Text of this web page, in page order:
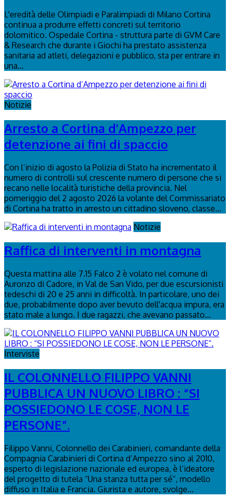
L'eredità delle Olimpiadi e Paralimpiadi di Milano Cortina
continua a produrre effetti concreti sul territorio
dolomitico. Ospedale Cortina - struttura parte di GVM Care
& Research che durante i Giochi ha prestato assistenza
sanitaria ad atleti, delegazioni e pubblico, sta per entrare in
una...
Notizie
Arresto a Cortina d'Ampezzo per
detenzione ai fini di spaccio
Con l’inizio di agosto la Polizia di Stato ha incrementato il
numero di controlli sul crescente numero di persone che si
recano nelle località turistiche della provincia. Nel
pomeriggio del 2 agosto 2026 la volante del Commissariato
di Cortina ha tratto in arresto un cittadino sloveno, classe...
Notizie
Raffica di interventi in montagna
Questa mattina alle 7.15 Falco 2 è volato nel comune di
Auronzo di Cadore, in Val de San Vido, per due escursionisti
tedeschi di 20 e 25 anni in difficoltà. In particolare, uno dei
due, probabilmente dopo aver bevuto dell'acqua impura, era
stato male a lungo. I due ragazzi, che avevano passato...
Interviste
IL COLONNELLO FILIPPO VANNI
PUBBLICA UN NUOVO LIBRO : “SI
POSSIEDONO LE COSE, NON LE
PERSONE”.
Filippo Vanni, Colonnello dei Carabinieri, comandante della
Compagnia Carabinieri di Cortina d’Ampezzo sino al 2010,
esperto di legislazione nazionale ed europea, è l’ideatore
del progetto di tutela “Una stanza tutta per sé”, modello
diffuso in Italia e Francia. Giurista e autore, svolge...